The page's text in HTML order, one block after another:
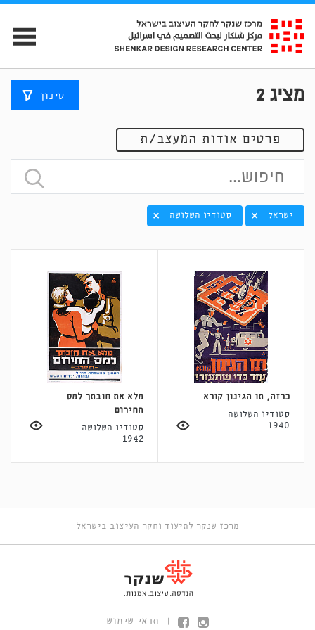
מציג 2 סינון
פרטים אודות המעצב/ת
ישראל סטודיו השלושה
כרזה, תו הגינון קורא
סטודיו השלושה
1940
מלא את חובתך למס
החירום
סטודיו השלושה
1942
מרכז שנקר לתיעוד וחקר העיצוב בישראל
תנאי שימוש